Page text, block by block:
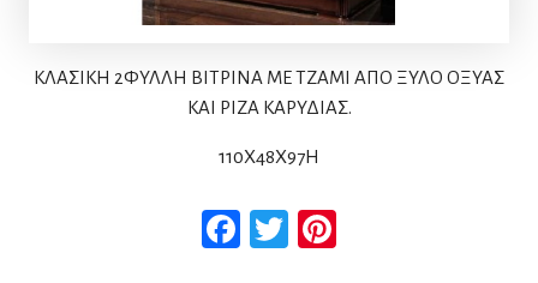
ΚΛΑΣΙΚΗ 2ΦΥΛΛΗ ΒΙΤΡΙΝΑ ΜΕ ΤΖΑΜΙ ΑΠΟ ΞΥΛΟ ΟΞΥΑΣ
ΚΑΙ ΡΙΖΑ ΚΑΡΥΔΙΑΣ.
110Χ48Χ97H
Facebook
Twitter